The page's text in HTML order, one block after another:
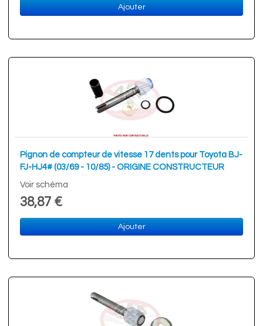
Ajouter
Pignon de compteur de vitesse 17 dents pour Toyota BJ-
FJ-HJ4# (03/69 - 10/85) - ORIGINE CONSTRUCTEUR
Voir schéma
38,87 €
Ajouter